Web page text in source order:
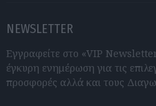
NEWSLETTER
Εγγραφείτε στο «VIP
έγκυρη ενημέρωση για τις
προσφορές αλλά και τους